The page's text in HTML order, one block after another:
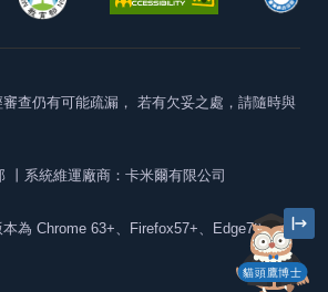
貓頭鷹博士
查仍有可能疏漏， 若有欠妥之處，請隨時與
丨系統維運廠商：卡米爾有限公司
為 Chrome 63+、Firefox57+、Edge79+及